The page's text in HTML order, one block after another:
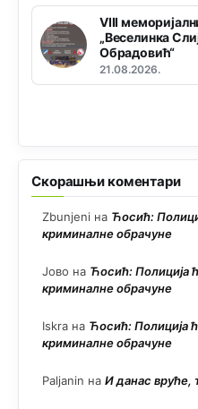
VIII
„Веселинка
Обрадовић“
21.08.2026.
Скорашњи коментари
Zbunjeni на Ћосић:
криминалне обрачуне
Јово на Ћосић: Полиција
криминалне обрачуне
Iskra на Ћосић: Полиција
криминалне обрачуне
Paljanin на И данас вруће,